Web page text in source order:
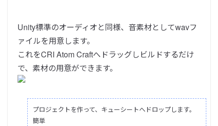
Unity標準のオーディオと同様、音素材としてwavフ
ァイルを用意します。
これをCRI Atom Craftへドラッグしビルドするだけ
で、素材の用意ができます。
プロジェクトを作って、キューシートへドロップします。
簡単